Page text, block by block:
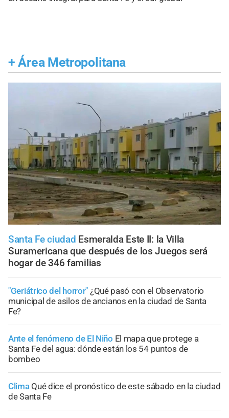
+ Área Metropolitana
Santa Fe ciudad Esmeralda Este II: la Villa
Suramericana que después de los Juegos será
hogar de 346 familias
"Geriátrico del horror" ¿Qué pasó con el Observatorio
municipal de asilos de ancianos en la ciudad de Santa
Fe?
Ante el fenómeno de El Niño El mapa que protege a
Santa Fe del agua: dónde están los 54 puntos de
bombeo
Clima Qué dice el pronóstico de este sábado en la ciudad
de Santa Fe